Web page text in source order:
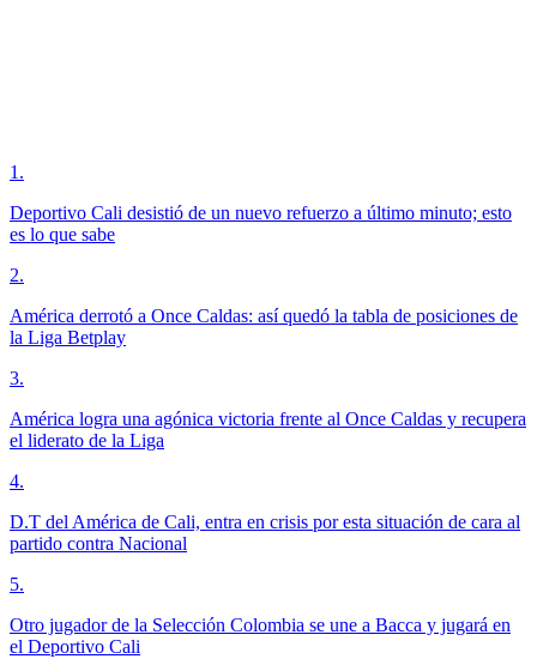
1 .
Deportivo Cali desistió de un nuevo refuerzo a último minuto; esto
es lo que sabe
2.
América derrotó a Once Caldas: así quedó la tabla de posiciones de
la Liga Betplay
3.
América logra una agónica victoria frente al Once Caldas y recupera
el liderato de la Liga
4.
D.T del América de Cali, entra en crisis por esta situación de cara al
partido contra Nacional
5.
Otro jugador de la Selección Colombia se une a Bacca y jugará en
el Deportivo Cali